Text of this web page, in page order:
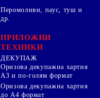
Перомоливи, паус, туш и
др.
ПРИЛОЖНИ
ТЕХНИКИ
ДЕКУПАЖ
Оризова декупажна хартия
А3 и по-голям формат
Оризова декупажна хартия
до А4 формат